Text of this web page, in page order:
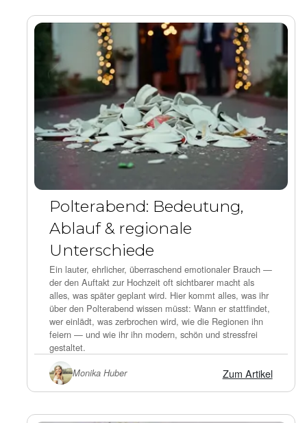
Polterabend: Bedeutung,
Ablauf & regionale
Unterschiede
Ein lauter, ehrlicher, überraschend emotionaler Brauch —
der den Auftakt zur Hochzeit oft sichtbarer macht als
alles, was später geplant wird. Hier kommt alles, was ihr
über den Polterabend wissen müsst: Wann er stattfindet,
wer einlädt, was zerbrochen wird, wie die Regionen ihn
feiern — und wie ihr ihn modern, schön und stressfrei
gestaltet.
Monika Huber Zum Artikel